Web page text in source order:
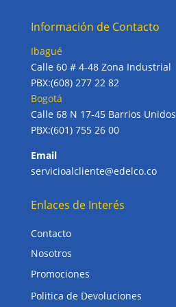
Información de Contacto
Ibagué
Calle 60 # 4-48 Zona Industrial
PBX:(608) 277 22 82
Bogotá
Calle 68 N 17-45 Barrios Unidos
PBX:(601) 755 26 00
Email
servicioalcliente@edelco.co
Enlaces de Interés
Contacto
Nosotros
Promociones
Politica de Devoluciones